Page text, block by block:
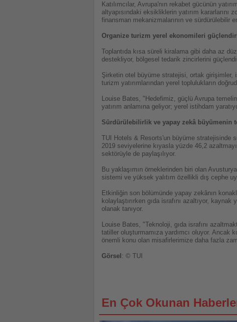
Katılımcılar, Avrupa'nın rekabet gücünün
altyapısındaki eksikliklerin yatırım
finansman mekanizmalarının ve sürdürülebilir
Organize turizm yerel ekonomileri
Toplantıda kısa süreli kiralama gibi daha az
destekliyor, bölgesel tedarik zincirlerini
Şirketin otel büyüme stratejisi, ortak girişimler,
turizm yatırımlarından yerel toplulukların
Louise Bates, "Hedefimiz, güçlü Avrupa
yatırım anlamına geliyor; yerel istihdam
Sürdürülebilirlik ve yapay zekâ büyümenin
TUI Hotels & Resorts'un büyüme stratejisinde
2019 seviyelerine kıyasla yüzde 46,2
sektörüyle de paylaşılıyor.
Bu yaklaşımın örneklerinden biri olan
sistemi ve yüksek yalıtım özellikli dış cephe
Etkinliğin son bölümünde yapay zekânın
kolaylaştırırken gıda israfını azaltıyor,
olanak tanıyor.
Louise Bates, "Teknoloji, gıda israfını
tatiller oluşturmamıza yardımcı oluyor.
önemli konu olan misafirlerimize daha fazla
Görsel : © TUI
En Çok Okunan